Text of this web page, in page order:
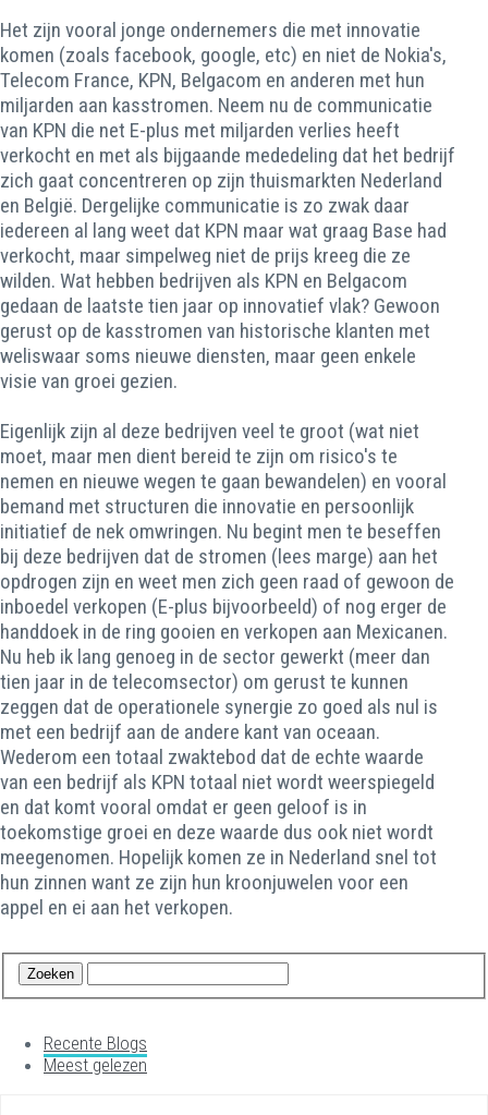
Het zijn vooral jonge ondernemers die met innovatie
komen (zoals facebook, google, etc) en niet de Nokia's,
Telecom France, KPN, Belgacom en anderen met hun
miljarden aan kasstromen. Neem nu de communicatie
van KPN die net E-plus met miljarden verlies heeft
verkocht en met als bijgaande mededeling dat het bedrijf
zich gaat concentreren op zijn thuismarkten Nederland
en België. Dergelijke communicatie is zo zwak daar
iedereen al lang weet dat KPN maar wat graag Base had
verkocht, maar simpelweg niet de prijs kreeg die ze
wilden. Wat hebben bedrijven als KPN en Belgacom
gedaan de laatste tien jaar op innovatief vlak? Gewoon
gerust op de kasstromen van historische klanten met
weliswaar soms nieuwe diensten, maar geen enkele
visie van groei gezien.
Eigenlijk zijn al deze bedrijven veel te groot (wat niet
moet, maar men dient bereid te zijn om risico's te
nemen en nieuwe wegen te gaan bewandelen) en vooral
bemand met structuren die innovatie en persoonlijk
initiatief de nek omwringen. Nu begint men te beseffen
bij deze bedrijven dat de stromen (lees marge) aan het
opdrogen zijn en weet men zich geen raad of gewoon de
inboedel verkopen (E-plus bijvoorbeeld) of nog erger de
handdoek in de ring gooien en verkopen aan Mexicanen.
Nu heb ik lang genoeg in de sector gewerkt (meer dan
tien jaar in de telecomsector) om gerust te kunnen
zeggen dat de operationele synergie zo goed als nul is
met een bedrijf aan de andere kant van oceaan.
Wederom een totaal zwaktebod dat de echte waarde
van een bedrijf als KPN totaal niet wordt weerspiegeld
en dat komt vooral omdat er geen geloof is in
toekomstige groei en deze waarde dus ook niet wordt
meegenomen. Hopelijk komen ze in Nederland snel tot
hun zinnen want ze zijn hun kroonjuwelen voor een
appel en ei aan het verkopen.
Recente Blogs
Meest gelezen